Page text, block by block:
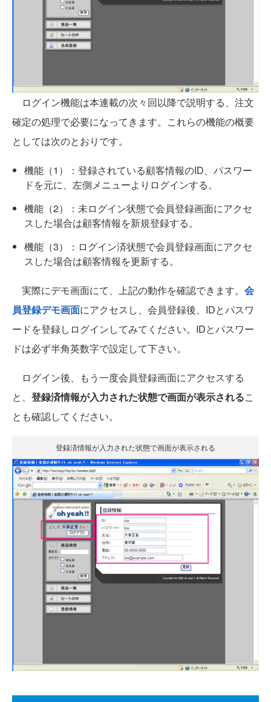
ログイン機能は本連載の次々回以降で説明する、注文
確定の処理で必要になってきます。これらの機能の概要
としては次のとおりです。
機能（1）：登録されている顧客情報のID、パスワー
ドを元に、左側メニューよりログインする。
機能（2）：未ログイン状態で会員登録画面にアクセ
スした場合は顧客情報を新規登録する。
機能（3）：ログイン済状態で会員登録画面にアクセ
スした場合は顧客情報を更新する。
実際にデモ画面にて、上記の動作を確認できます。 会
員登録デモ画面にアクセスし、会員登録後、IDとパスワ
ードを登録しログインしてみてください。IDとパスワー
ドは必ず半角英数字で設定して下さい。
ログイン後、もう一度会員登録画面にアクセスする
と、 登録済情報が入力された状態で画面が表示されるこ
とも確認してください。
登録済情報が入力された状態で画面が表示される